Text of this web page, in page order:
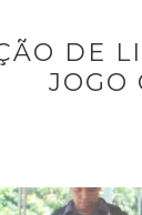
DE
JOGO